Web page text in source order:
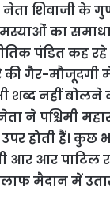
शिवाजी के
का
पंडित कह
की गैर-मौजूदगी
नहीं बोलने
नेता ने पश्चिमी
होती हैं। कुछ
आर आर
मैदान में